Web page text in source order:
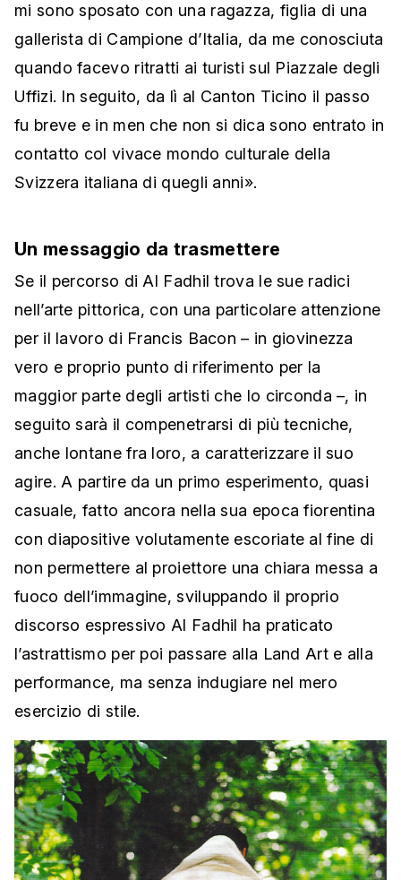
mi sono sposato con una ragazza, figlia di una
gallerista di Campione d’Italia, da me conosciuta
quando facevo ritratti ai turisti sul Piazzale degli
Uffizi. In seguito, da lì al Canton Ticino il passo
fu breve e in men che non si dica sono entrato in
contatto col vivace mondo culturale della
Svizzera italiana di quegli anni».
Un messaggio da trasmettere
Se il percorso di Al Fadhil trova le sue radici
nell’arte pittorica, con una particolare attenzione
per il lavoro di Francis Bacon – in giovinezza
vero e proprio punto di riferimento per la
maggior parte degli artisti che lo circonda –, in
seguito sarà il compenetrarsi di più tecniche,
anche lontane fra loro, a caratterizzare il suo
agire. A partire da un primo esperimento, quasi
casuale, fatto ancora nella sua epoca fiorentina
con diapositive volutamente escoriate al fine di
non permettere al proiettore una chiara messa a
fuoco dell’immagine, sviluppando il proprio
discorso espressivo Al Fadhil ha praticato
l’astrattismo per poi passare alla Land Art e alla
performance, ma senza indugiare nel mero
esercizio di stile.